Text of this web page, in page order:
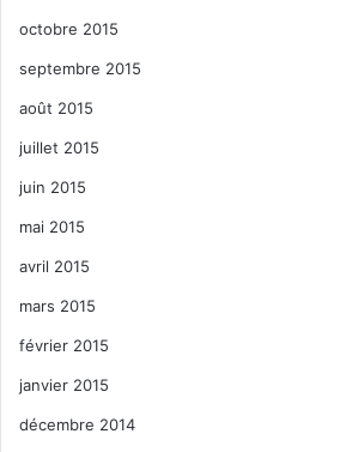
octobre 2015
septembre 2015
août 2015
juillet 2015
juin 2015
mai 2015
avril 2015
mars 2015
février 2015
janvier 2015
décembre 2014